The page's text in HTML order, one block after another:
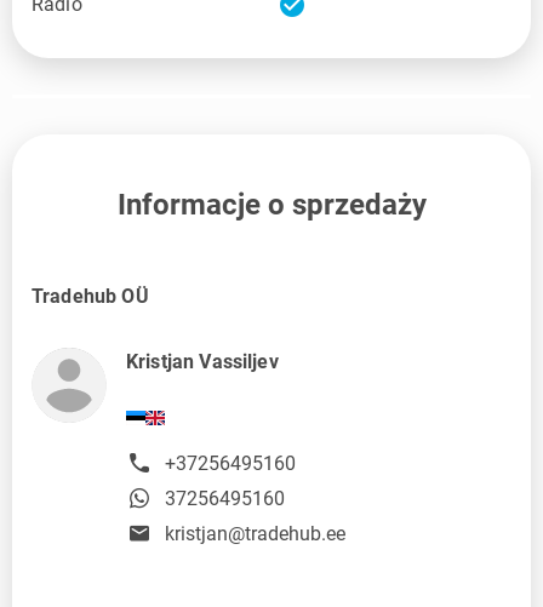
Informacje o sprzedaży
Tradehub OÜ
Kristjan Vassiljev
+37256495160
37256495160
kristjan@tradehub.ee